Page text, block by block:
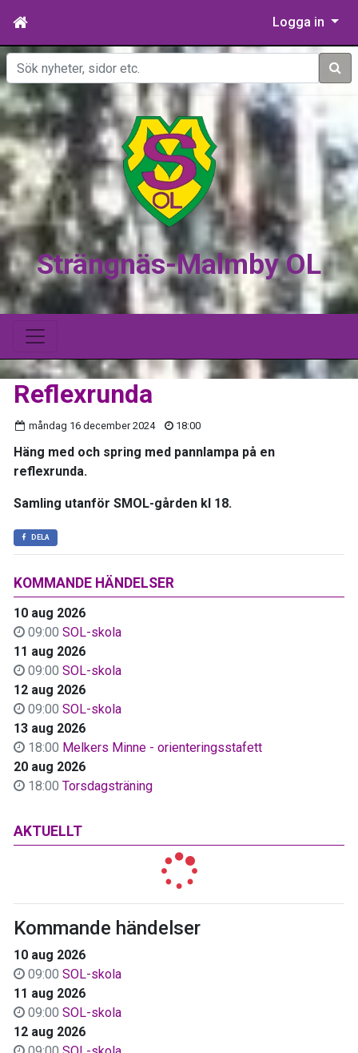
Logga in
Sök
Strängnäs-Malmby OL
KOMMANDE HÄNDELSER
10 aug 2026
09:00 SOL-skola
11 aug 2026
09:00 SOL-skola
12 aug 2026
09:00 SOL-skola
13 aug 2026
18:00 Melkers Minne - orienteringsstafett
20 aug 2026
18:00 Torsdagsträning
AKTUELLT
Kommande händelser
10 aug 2026
09:00 SOL-skola
11 aug 2026
09:00 SOL-skola
12 aug 2026
Reflexrunda
måndag 16 december 2024 18:00
Häng med och spring med pannlampa på en
reflexrunda.
Samling utanför SMOL-gården kl 18.
DELA